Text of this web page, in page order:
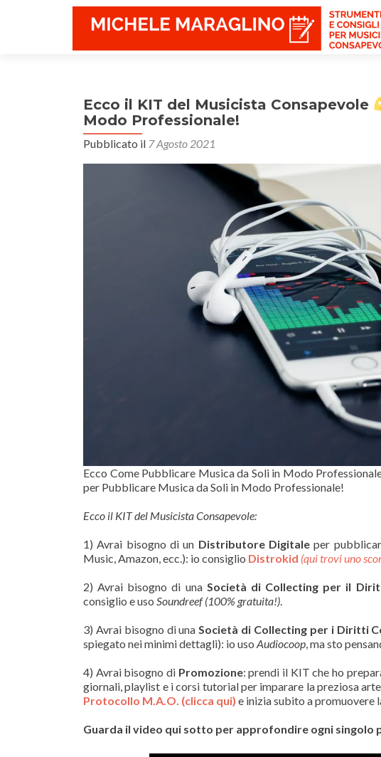
Ecco il KIT del Musicista Consapevole
Modo Professionale!
Pubblicato il 7 Agosto 2021
Ecco Come Pubblicare Musica da Soli in Modo
per Pubblicare Musica da Soli in Modo Professionale!
Ecco il KIT del Musicista Consapevole:
1) Avrai bisogno di un Distributore Digitale per
Music, Amazon, ecc.): io consiglio Distrokid (qui trovi uno
2) Avrai bisogno di una Società di Collecting per il
consiglio e uso Soundreef (100% gratuita!).
3) Avrai bisogno di unaSocietà di Collecting per i Diritti
spiegato nei minimi dettagli): io uso Audiocoop, ma sto
4) Avrai bisogno di Promozione: prendi il KIT che ho
giornali, playlist e i corsi tutorial per imparare la preziosa
Protocollo M.A.O. (clicca qui) e inizia subito a promuovere
Guarda il video qui sotto per approfondire ogni singolo